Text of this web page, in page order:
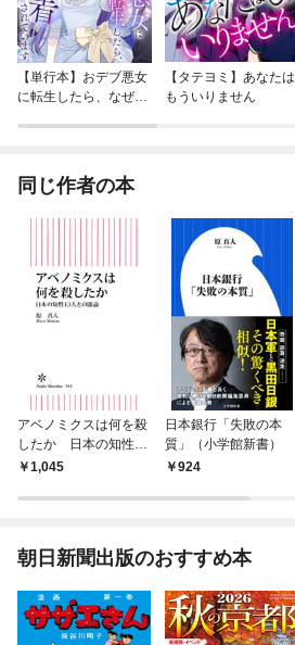
【単行本】おデブ悪女
に転生したら、なぜか
【タテヨミ】あなたは
もういりません
同じ作者の本
アベノミクスは何を殺
したか 日本の知性13
人との闘論
1,045
日本銀行「失敗の本
質」（小学館新書）
924
朝日新聞出版のおすすめ本